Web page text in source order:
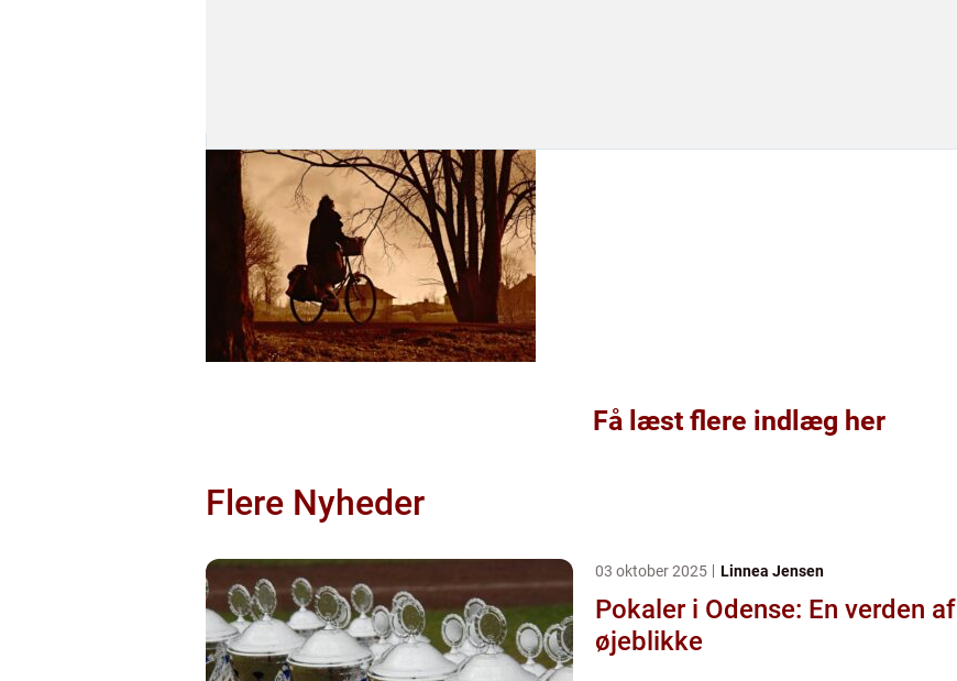
Få læst flere indlæg her
Flere Nyheder
03 oktober 2025 Linnea Jensen
Pokaler i Odense: En verden af
øjeblikke